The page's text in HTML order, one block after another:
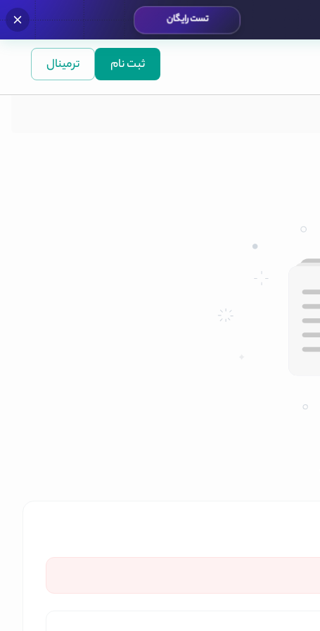
تست رایگان
ثبت نام ترمینال